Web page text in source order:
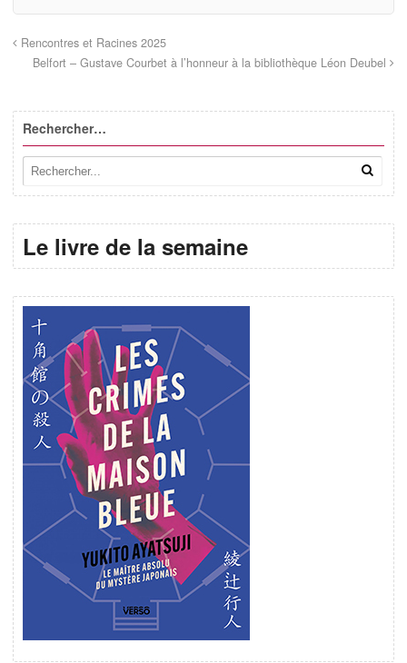
Rencontres et Racines 2025
Belfort – Gustave Courbet à l’honneur à la bibliothèque Léon Deubel
Rechercher…
Le livre de la semaine